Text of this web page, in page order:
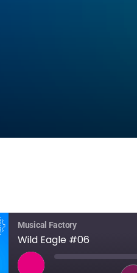
Musical Factory
Wild Eagle #06